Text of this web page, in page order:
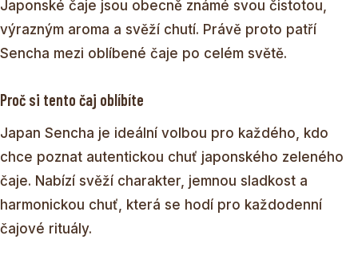
Japonské čaje jsou obecně známé svou čistotou,
výrazným aroma a svěží chutí. Právě proto patří
Sencha mezi oblíbené čaje po celém světě.
Proč si tento čaj oblíbíte
Japan Sencha je ideální volbou pro každého, kdo
chce poznat autentickou chuť japonského zeleného
čaje. Nabízí svěží charakter, jemnou sladkost a
harmonickou chuť, která se hodí pro každodenní
čajové rituály.